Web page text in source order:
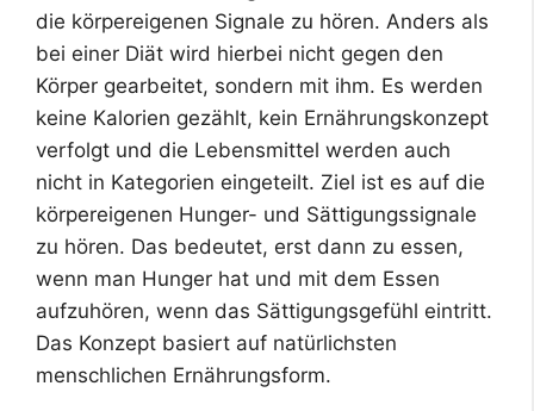
die körpereigenen Signale zu hören. Anders als
bei einer Diät wird hierbei nicht gegen den
Körper gearbeitet, sondern mit ihm. Es werden
keine Kalorien gezählt, kein Ernährungskonzept
verfolgt und die Lebensmittel werden auch
nicht in Kategorien eingeteilt. Ziel ist es auf die
körpereigenen Hunger- und Sättigungssignale
zu hören. Das bedeutet, erst dann zu essen,
wenn man Hunger hat und mit dem Essen
aufzuhören, wenn das Sättigungsgefühl eintritt.
Das Konzept basiert auf natürlichsten
menschlichen Ernährungsform.